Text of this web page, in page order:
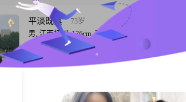
平淡既真
73岁
男, 江西抚州, 176cm, 丧偶, 公务员
本人：不会放弃，抚州市人 ，70岁，176cm76kg 退
休公务员 实际年龄70，户口年龄72（岁因参加工作
都是高学历，家境优渥##3002##本人在临川区有一
跟TA联系